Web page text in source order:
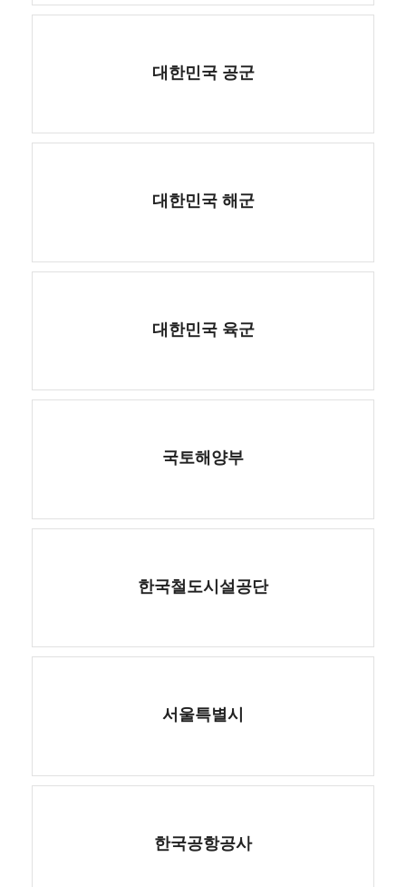
대한민국 공군
대한민국 해군
대한민국 육군
국토해양부
한국철도시설공단
서울특별시
한국공항공사